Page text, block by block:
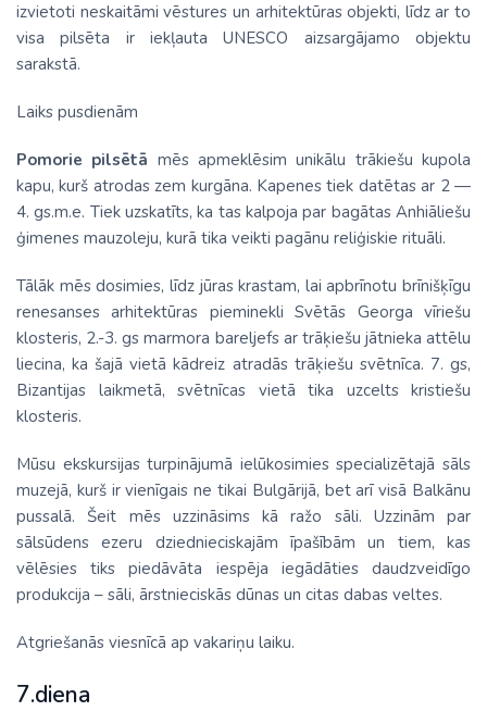
izvietoti neskaitāmi vēstures un arhitektūras objekti, līdz ar to
visa pilsēta ir iekļauta UNESCO aizsargājamo objektu
sarakstā.
Laiks pusdienām
Pomorie pilsētā mēs apmeklēsim unikālu trākiešu kupola
kapu, kurš atrodas zem kurgāna. Kapenes tiek datētas ar 2 —
4. gs.m.e. Tiek uzskatīts, ka tas kalpoja par bagātas Anhiāliešu
ģimenes mauzoleju, kurā tika veikti pagānu reliģiskie rituāli.
Tālāk mēs dosimies, līdz jūras krastam, lai apbrīnotu brīnišķīgu
renesanses arhitektūras pieminekli Svētās Georga vīriešu
klosteris, 2.-3. gs marmora bareljefs ar trāķiešu jātnieka attēlu
liecina, ka šajā vietā kādreiz atradās trāķiešu svētnīca. 7. gs,
Bizantijas laikmetā, svētnīcas vietā tika uzcelts kristiešu
klosteris.
Mūsu ekskursijas turpinājumā ielūkosimies specializētajā sāls
muzejā, kurš ir vienīgais ne tikai Bulgārijā, bet arī visā Balkānu
pussalā. Šeit mēs uzzināsims kā ražo sāli. Uzzinām par
sālsūdens ezeru dziednieciskajām īpašībām un tiem, kas
vēlēsies tiks piedāvāta iespēja iegādāties daudzveidīgo
produkcija – sāli, ārstnieciskās dūnas un citas dabas veltes.
Atgriešanās viesnīcā ap vakariņu laiku.
7.diena